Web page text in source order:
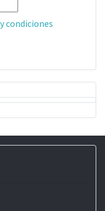
condiciones